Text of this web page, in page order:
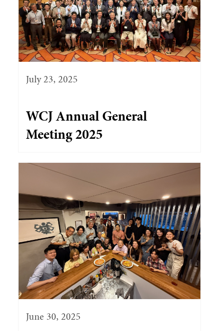
July 23, 2025
WCJ Annual General
Meeting 2025
June 30, 2025